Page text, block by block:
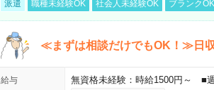
派遣 職種未経験OK 社会人未経験OK ブランクOK
≪まずは相談だけでもOK！≫日
給与 無資格未経験：時給1500円～ ■